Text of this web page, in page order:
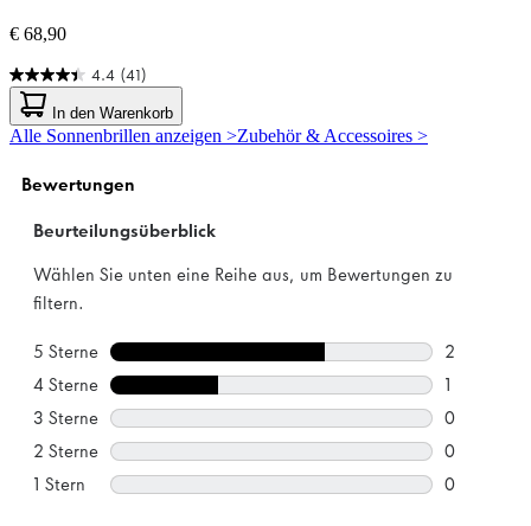
€ 68,90
4.4 (41)
4.4
von
5
Sternen.
Bewertungen
In den Warenkorb
Alle Sonnenbrillen anzeigen >Zubehör & Accessoires >